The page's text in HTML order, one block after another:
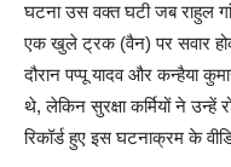
घटना उस वक्त घटी जब राहुल
एक खुले ट्रक (वैन) पर सवार
दौरान पप्पू यादव और कन्हैया
थे, लेकिन सुरक्षा कर्मियों ने
रिकॉर्ड हुए इस घटनाक्रम के